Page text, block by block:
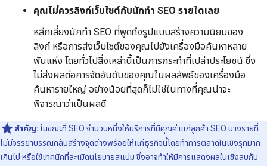
คุณไม่ควรลิงก์เว็บไซต์กับนักทำ SEO รายใดเลย
หลีกเลี่ยงนักทำ SEO ที่พูดถึงรูปแบบสร้างความนิยมของ
ลิงก์ หรือการส่งเว็บไซต์ของคุณไปยังเครื่องมือค้นหาหลาย
พันแห่ง โดยทั่วไปสิ่งเหล่านี้เป็นการกระทำที่เปล่าประโยชน์ ซึ่ง
ไม่ส่งผลต่อการจัดอันดับของคุณในผลลัพธ์ของเครื่องมือ
ค้นหารายใหญ่ อย่างน้อยที่สุดก็ไม่ใช่ในทางที่คุณน่าจะ
พิจารณาว่าเป็นผลดี
สำคัญ: ในขณะที่ SEO จำนวนหนึ่งให้บริการที่มีคุณค่าแก่ลูกค้า SEO บางรายที่
ไม่มีจรรยาบรรณกลับสร้างจุดด่างพร้อยให้แก่ธุรกิจนี้โดยทำการตลาดในเชิงรุกมาก
เกินไป หรือใช้เทคนิคที่ละเมิดนโยบายสแปม ซึ่งอาจทำให้มีการแสดงผลในเชิงลบกับ